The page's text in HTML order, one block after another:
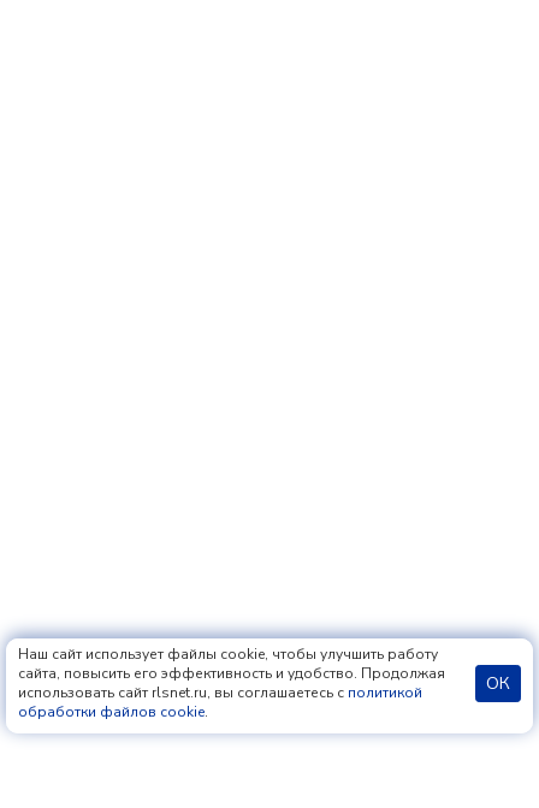
Наш сайт использует файлы cookie, чтобы улучшить работу
сайта, повысить его эффективность и удобство. Продолжая
использовать сайт rlsnet.ru, вы соглашаетесь с политикой
обработки файлов cookie.
ОК